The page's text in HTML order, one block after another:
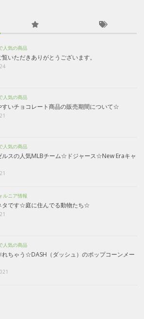
人気の商品
いただきありがとうございます。
人気の商品
いチョコレート商品の販売期間について☆
人気の商品
ルスの人気MLBチーム☆ドジャース☆New Eraキャ
ルニア情報
タです☆庭に住んでる動物たち☆
人気の商品
れちゃう☆DASH（ダッシュ）のポップコーンメー